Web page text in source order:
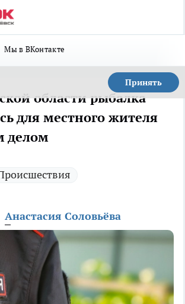
Мы в ВКонтакте
Принять
области рыбалка
для местного жителя
делом
Анастасия Соловьёва